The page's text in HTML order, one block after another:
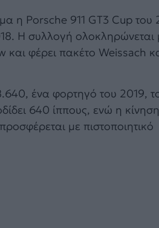
η Porsche 911 GT3 Cup του
Η συλλογή ολοκληρώνεται
και φέρει πακέτο Weissach
ένα φορτηγό του 2019,
640 ίππους, ενώ η κίνηση
με πιστοποιητικό